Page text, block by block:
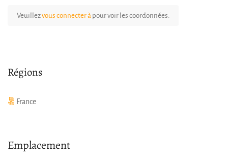
Veuillezvous connecter à pour voir les coordonnées.
Régions
France
Emplacement